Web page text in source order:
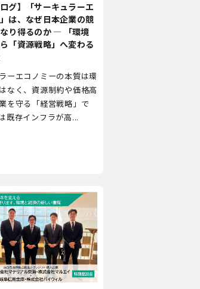
ログ】「サーキュラーエ
は、なぜ日本企業の競
り得るのか ― 「環境
「資源戦略」へ変わる
ーエコノミーの本質は環
なく、資源制約や価格高
を守る「経営戦略」で
既存インフラが高...